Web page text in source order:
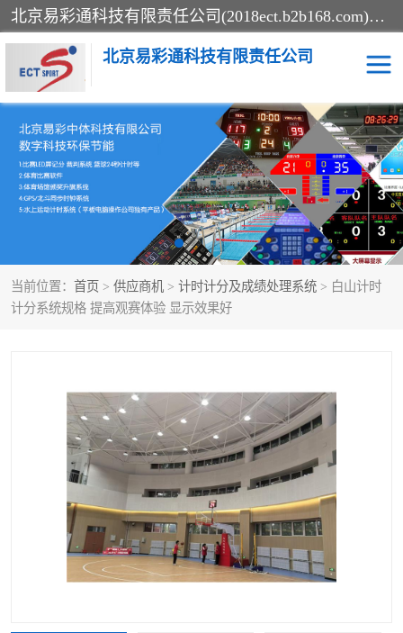
北京易彩通科技有限责任公司(2018ect.b2b168.com)主要提供陕西计时记分系统，全国统一热线：15611947915.北京易彩通科技有限责任公司有一支长期从事智能控制系统研发的高素质的队伍，具有嵌入式系统，视频系统、通信系统、网络系统，体育计时系统的知识和技能。强力打造体育比赛计时计分系统、智能升降旗系统、标准时钟系统、赛事编排及信息发布系统，为用户提供较新的，较廉价的，应用解决方案。
北京易彩通科技有限责任公司
当前位置： 首页 > 供应商机 > 计时计分及成绩处理系统 > 白山计时
计分系统规格 提高观赛体验 显示效果好
记分系统 游泳计时系统
智能颁奖旗系统 GPS同步时钟系统
计时计分及成绩处理系统 计时记分系统
体育场馆影像采集回放系 游泳馆水下摄影采集救生